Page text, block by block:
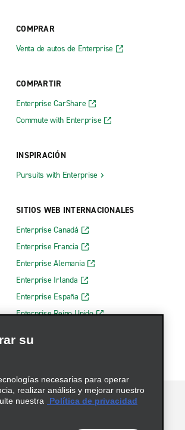
COMPRAR
Venta de autos de Enterprise
COMPARTIR
Enterprise CarShare
Commute with Enterprise
INSPIRACIÓN
Pursuits with Enterprise
SITIOS WEB INTERNACIONALES
Enterprise Canadá
Enterprise Francia
Enterprise Alemania
Enterprise Irlanda
Enterprise España
Enterprise Reino Unido
su
necesarias para operar
realizar análisis y mejorar nuestro
nuestra
Política de privacidad